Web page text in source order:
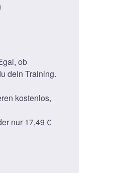
ob
dein Training.
kostenlos,
nur 17,49 €